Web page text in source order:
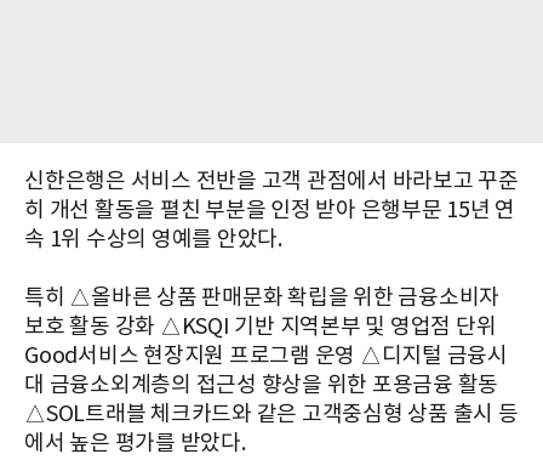
신한은행은 서비스 전반을 고객 관점에서 바라보고 꾸준
히 개선 활동을 펼친 부분을 인정 받아 은행부문 15년 연
속 1위 수상의 영예를 안았다.
특히 △올바른 상품 판매문화 확립을 위한 금융소비자
보호 활동 강화 △KSQI 기반 지역본부 및 영업점 단위
Good서비스 현장지원 프로그램 운영 △디지털 금융시
대 금융소외계층의 접근성 향상을 위한 포용금융 활동
△SOL트래블 체크카드와 같은 고객중심형 상품 출시 등
에서 높은 평가를 받았다.